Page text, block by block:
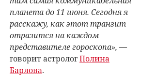
планета до 11 июня. Сегодня я
расскажу, как этот транзит
отразится на каждом
представителе гороскопа», —
говорит астрологПолина
Барлова.